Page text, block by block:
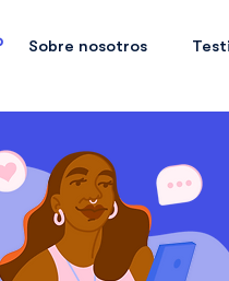
Sobre nosotros